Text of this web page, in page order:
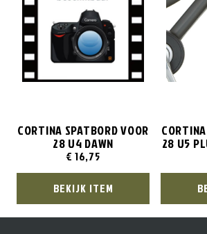
CORTINA SPATBORD VOOR
28 U4 DAWN
€ 16,75
BEKIJK ITEM
28 U5